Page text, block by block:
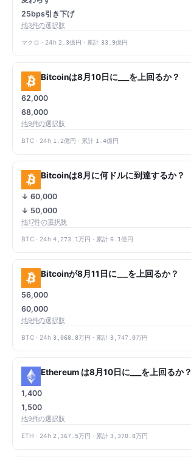
25bps引き下げ
他3件の選択肢
マクロ · 24h 2.3億円 · 累計 33.9億円
Bitcoinは8月10日に___を上回るか？
62,000
68,000
他9件の選択肢
BTC · 24h 1.2億円 · 累計 1.4億円
Bitcoinは8月に何ドルに到達するか？
↓ 60,000
↓ 50,000
他17件の選択肢
BTC · 24h 4,273.1万円 · 累計 6.1億円
Bitcoinが8月11日に___を上回るか？
56,000
60,000
他9件の選択肢
BTC · 24h 3,068.8万円 · 累計 3,747.0万円
Ethereum は8月10日に___を上回るか？
1,400
1,500
他9件の選択肢
ETH · 24h 2,367.5万円 · 累計 3,370.8万円